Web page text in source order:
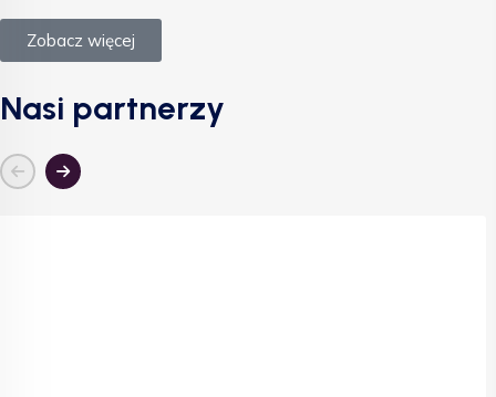
Zobacz więcej
Nasi partnerzy